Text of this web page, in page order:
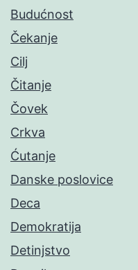
Budućnost
Čekanje
Cilj
Čitanje
Čovek
Crkva
Ćutanje
Danske poslovice
Deca
Demokratija
Detinjstvo